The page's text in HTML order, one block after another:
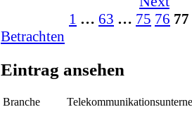
1 … 63 … 75 76 77
Betrachten
Eintrag ansehen
Branche